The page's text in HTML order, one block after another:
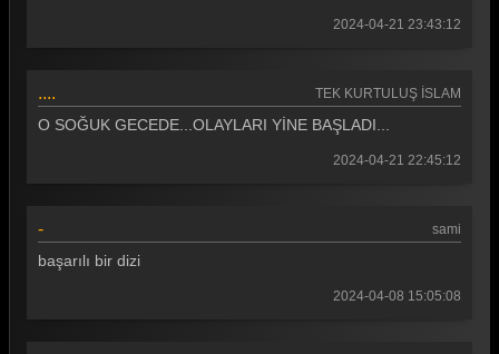
2024-04-21 23:43:12
.... TEK KURTULUŞ İSLAM
O SOĞUK GECEDE...OLAYLARI YİNE BAŞLADI...
2024-04-21 22:45:12
- sami
başarılı bir dizi
2024-04-08 15:05:08